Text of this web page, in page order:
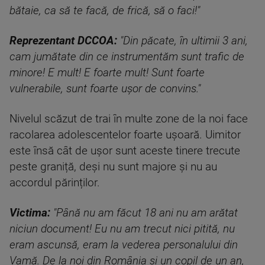
bătaie, ca să te facă, de frică, să o faci!"
Reprezentant DCCOA: "Din păcate, în ultimii 3 ani,
cam jumătate din ce instrumentăm sunt trafic de
minore! E mult! E foarte mult! Sunt foarte
vulnerabile, sunt foarte ușor de convins."
Nivelul scăzut de trai în multe zone de la noi face
racolarea adolescentelor foarte ușoară. Uimitor
este însă cât de ușor sunt aceste tinere trecute
peste graniță, deși nu sunt majore și nu au
accordul părinților.
Victima: "Până nu am făcut 18 ani nu am arătat
niciun document! Eu nu am trecut nici pitită, nu
eram ascunsă, eram la vederea personalului din
Vamă. De la noi din România și un copil de un an,